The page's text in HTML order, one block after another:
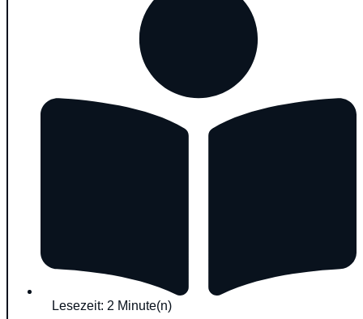
Lesezeit: 2 Minute(n)